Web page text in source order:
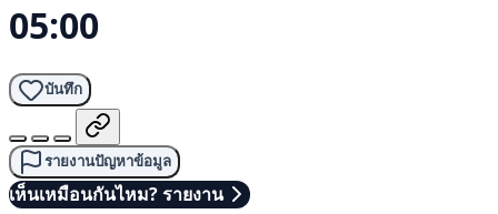
05:00
บันทึก
รายงานปัญหาข้อมูล
เห็นเหมือนกันไหม? รายงาน